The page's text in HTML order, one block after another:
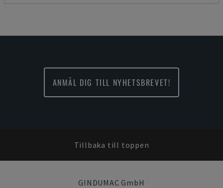
ANMÄL DIG TILL NYHETSBREVET!
Tillbaka till toppen
GINDUMAC GmbH